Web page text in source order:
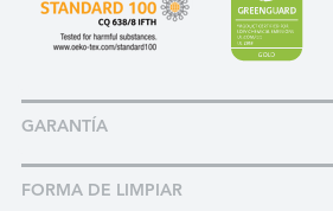
GARANTÍA
FORMA DE LIMPIAR